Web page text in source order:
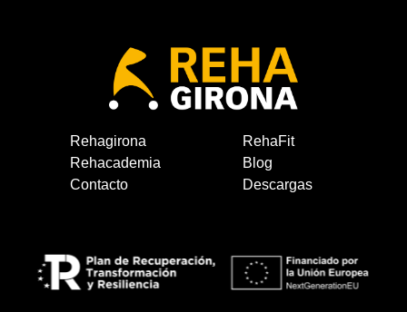
Rehagirona
RehaFit
Rehacademia
Blog
Contacto
Descargas